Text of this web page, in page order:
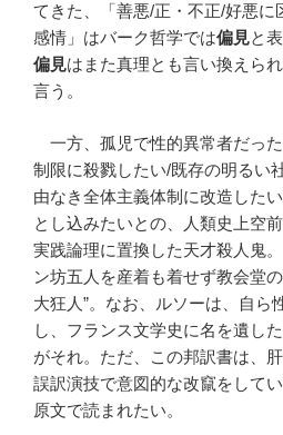
てきた、「善悪/正・不正/好悪に
感情」はバーク哲学では偏見と
偏見はまた真理とも言い換えら
言う。
一方、孤児で性的異常者だっ
制限に殺戮したい/既存の明るい
由なき全体主義体制に改造した
とし込みたいとの、人類史上空
実践論理に置換した天才殺人鬼
ン坊五人を産着も着せず教会堂
大狂人”。なお、ルソーは、自ら
し、フランス文学史に名を遺した
がそれ。ただ、この邦訳書は、
誤訳演技で意図的な改竄をして
原文で読まれたい。